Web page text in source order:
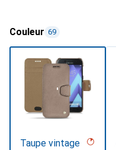
Couleur 69
Taupe vintage